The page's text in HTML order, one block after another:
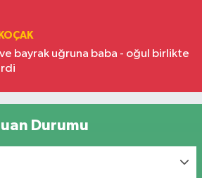
bayrak uğruna baba - oğul birlikte
Durumu